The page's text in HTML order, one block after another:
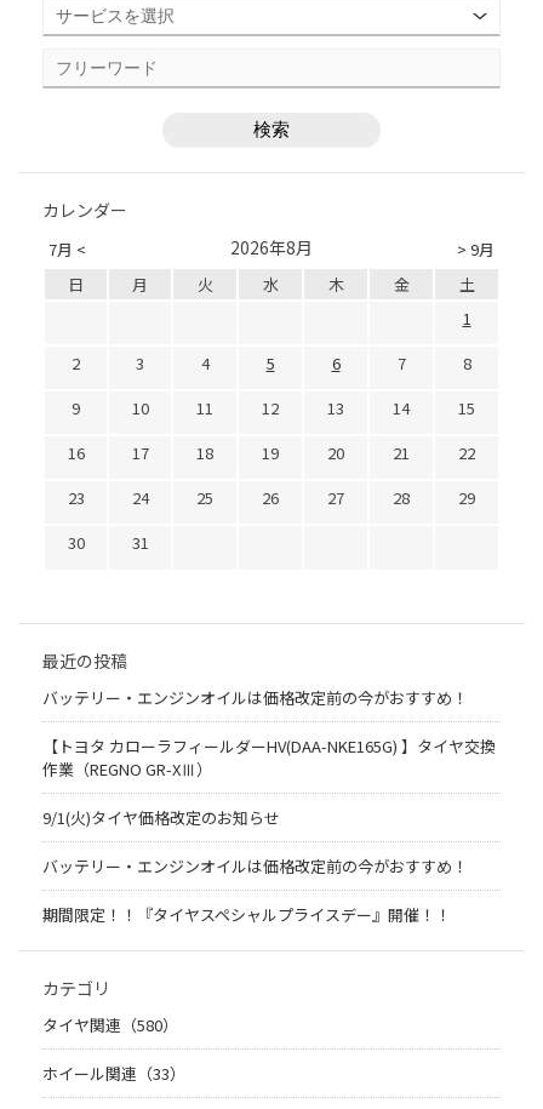
カレンダー
7月 < > 9月
2026年8月
日 月 火 水 木 金
土
1
2
3 4 5 6 7
8
9
10 11 12 13 14
15
16
17 18 19 20 21
22
23
24 25 26 27 28
29
30
31
最近の投稿
バッテリー・エンジンオイルは価格改定前の今がおすすめ！
【トヨタ カローラフィールダーHV(DAA-NKE165G) 】タイヤ交換
作業（REGNO GR-XⅢ）
9/1(火)タイヤ価格改定のお知らせ
バッテリー・エンジンオイルは価格改定前の今がおすすめ！
期間限定！！『タイヤスペシャルプライスデー』開催！！
カテゴリ
タイヤ関連（580）
ホイール関連（33）